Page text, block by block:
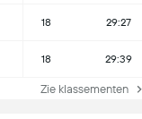
18 29:27
18 29:39
Zie klassementen